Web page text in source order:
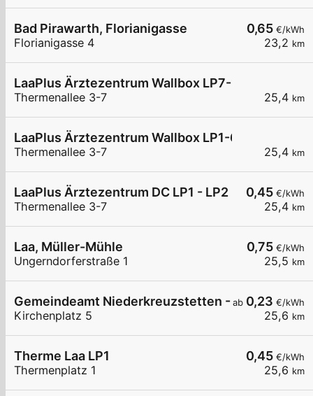
0,65 €/kWh
23,2 km
Bad Pirawarth, Florianigasse
Florianigasse 4
25,4 km
LaaPlus Ärztezentrum Wallbox LP7-12
Thermenallee 3-7
25,4 km
LaaPlus Ärztezentrum Wallbox LP1-6
Thermenallee 3-7
0,45 €/kWh
25,4 km
LaaPlus Ärztezentrum DC LP1 - LP2
Thermenallee 3-7
0,75 €/kWh
25,5 km
Laa, Müller-Mühle
Ungerndorferstraße 1
ab 0,23 €/kWh
25,6 km
Gemeindeamt Niederkreuzstetten - Ampion
Kirchenplatz 5
0,45 €/kWh
25,6 km
Therme Laa LP1
Thermenplatz 1